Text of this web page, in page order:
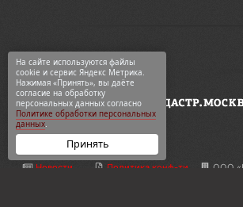
Новости
Политика конф-ти
ООО
На сайте используются файлы
cookie и сервис Яндекс Метрика.
Нажимая «Принять», вы даёте
согласие на обработку
персональных данных согласно
Политике обработки персональных
данных.
Принять